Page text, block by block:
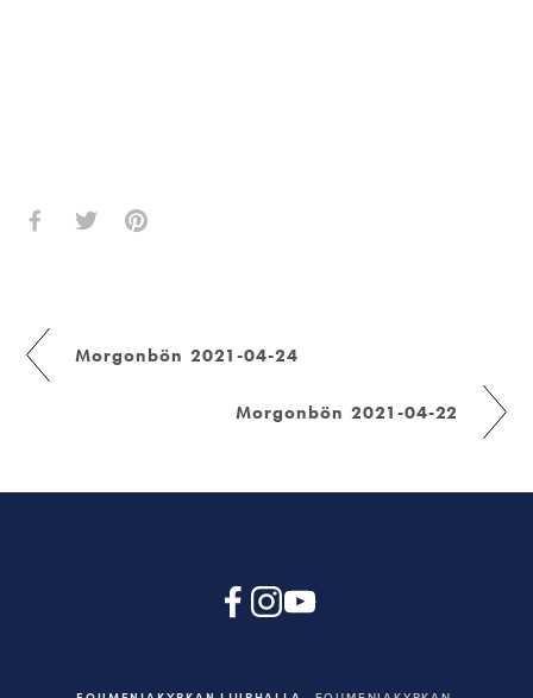
Morgonbön 2021-04-24
Morgonbön 2021-04-22